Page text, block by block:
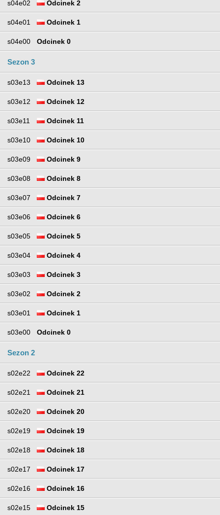
s04e02 Odcinek 2
s04e01 Odcinek 1
s04e00 Odcinek 0
Sezon 3
s03e13 Odcinek 13
s03e12 Odcinek 12
s03e11 Odcinek 11
s03e10 Odcinek 10
s03e09 Odcinek 9
s03e08 Odcinek 8
s03e07 Odcinek 7
s03e06 Odcinek 6
s03e05 Odcinek 5
s03e04 Odcinek 4
s03e03 Odcinek 3
s03e02 Odcinek 2
s03e01 Odcinek 1
s03e00 Odcinek 0
Sezon 2
s02e22 Odcinek 22
s02e21 Odcinek 21
s02e20 Odcinek 20
s02e19 Odcinek 19
s02e18 Odcinek 18
s02e17 Odcinek 17
s02e16 Odcinek 16
s02e15 Odcinek 15